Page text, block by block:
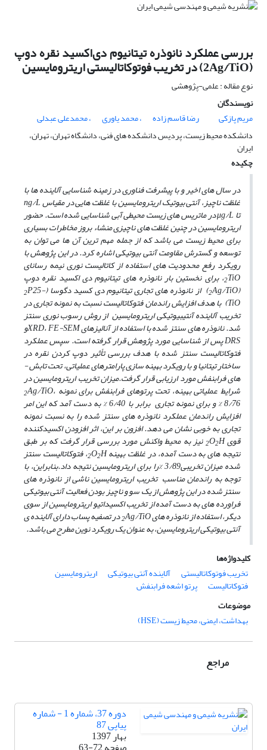
بررسی عملکرد نانوذره تیتانیوم دی‌اکسید نقره دوپ
(2Ag/TiO) در تخریب فوتوکاتالیستی اریترومایسین
نوع مقاله : علمی-پژوهشی
نویسندگان
مریم پازکی
رضا قاسم زاده ، محمد یاوری
، محمدعلی عبدلی
دانشکده محیط زیست، پردیس دانشکده های فنی، دانشگاه تهران، تهران،
ایران
چکیده
در سال­ های اخیر و با پیشرفت فناوری در زمینه شناسایی آلاینده­ ها با
غلظت ناچیز، آنتی بیوتیک اریترومایسینبا غلظت­ هایی در مقیاسng/L
تاμg/Lدر ماتریس­ های زیست محیطی آبی شناسایی شده است. حضور
اریترومایسین در چنینغلظت­ های ناچیزی منشاء بروز مخاطرات بسیاری
برای محیط زیست می ­باشد که از جمله مهم­ ترین آن­ ها می­ توان به
توسعه و گسترش مقاومت آنتی­ بیوتیکی اشاره کرد. در این پژوهش با
رویکرد رفع محدودیت­ های استفاده از کاتالیست نوری نیمه رسانای
2TiO ، برای نخستین بار نانوذره­ های تیتانیوم دی اکسید نقره دوپ
(
2Ag/TiO
) از نانوذره­ های تجاری تیتانیوم دی کسید دگوسا ( 2P25-
TiO
) با هدف افزایش راندمان فتوکاتالیست نسبت به نمونه تجاری در
تخریب آلاینده آنتی­بیوتیکی اریترومایسین از روش رسوب نوری سنتز
شد. نانوذره­ های سنتز شده با استفاده از آنالیزهای XRD،FE-SEM و
DRSپس از شناسایی مورد پژوهش قرار گرفته است. سپس عملکرد
فتوکاتالیست سنتز شده با هدف بررسی تأثیر دوپ کردننقره در
ساختار تیتانیا و با رویکرد بهینه­ سازی پارامترهای عملیاتی، تحت تابش ­
های فرابنفش مورد ارزیابی قرار گرفت.میزان تخریب اریترومایسین در
شرایط عملیاتی بهینه، تحت پرتوهای فرابنفش برای نمونه 2Ag/TiO،
8/76 % و برای نمونه تجاری برابر با 6/40 % به­ دست آمد که این امر
افزایش راندمان عملکرد نانوذره­ های سنتز شده را به نسبت نمونه
تجاری بهخوبی نشان می ­دهد. افزون بر این، اثر افزودن اکسیدکننده
قوی 2O2H نیز به محیط واکنش مورد بررسی قرار گرفت که بر طبق
نتیجه­ های به­ دست آمده، در غلظت بهینه 2O2H ، فتوکاتالیست سنتز
شده میزان تخریبی3/89 % را برای اریترومایسین نتیجه داد.بنابراین، با
توجه به راندمان مناسب تخریب اریترومایسین ناشی از نانوذره­ های
سنتز شده در این پژوهش از یک سو و ناچیز بودنفعالیت آنتی بیوتیکی
فراورده­ های به دست آمده از تخریب اکسیداتیو اریترومایسین از سوی
دیگر، استفاده از نانوذره­ های 2Ag/TiO در تصفیه پساب دارای آلاینده­ ی
آنتی بیوتیکی اریترومایسین، به عنوان یک رویکرد نوین مطرح می ­باشد.
کلیدواژه‌ها
تخریب فوتوکاتالیستی
آلاینده آنتی بیوتیکی اریترومایسین
فتوکاتالیست
پرتو اشعه فرابنفش
موضوعات
بهداشت، ایمنی، محیط زیست (HSE)
مراجع
دوره 37، شماره 1 - شماره
پیاپی 87
بهار 1397